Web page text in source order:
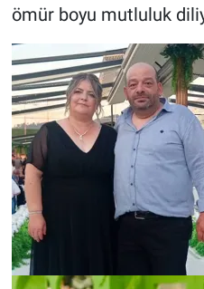
ömür boyu mutluluk